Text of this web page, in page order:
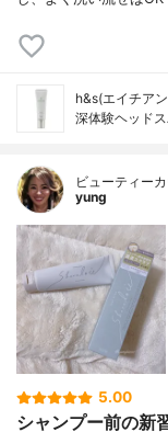
h&s(エイチア
深体験ヘッド
ビューティー
yung
5.00
シャンプー前の新